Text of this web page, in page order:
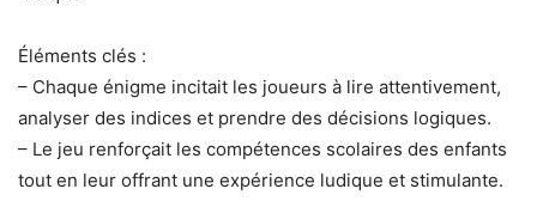
Éléments clés :
– Chaque énigme incitait les joueurs à lire attentivement,
analyser des indices et prendre des décisions logiques.
– Le jeu renforçait les compétences scolaires des enfants
tout en leur offrant une expérience ludique et stimulante.